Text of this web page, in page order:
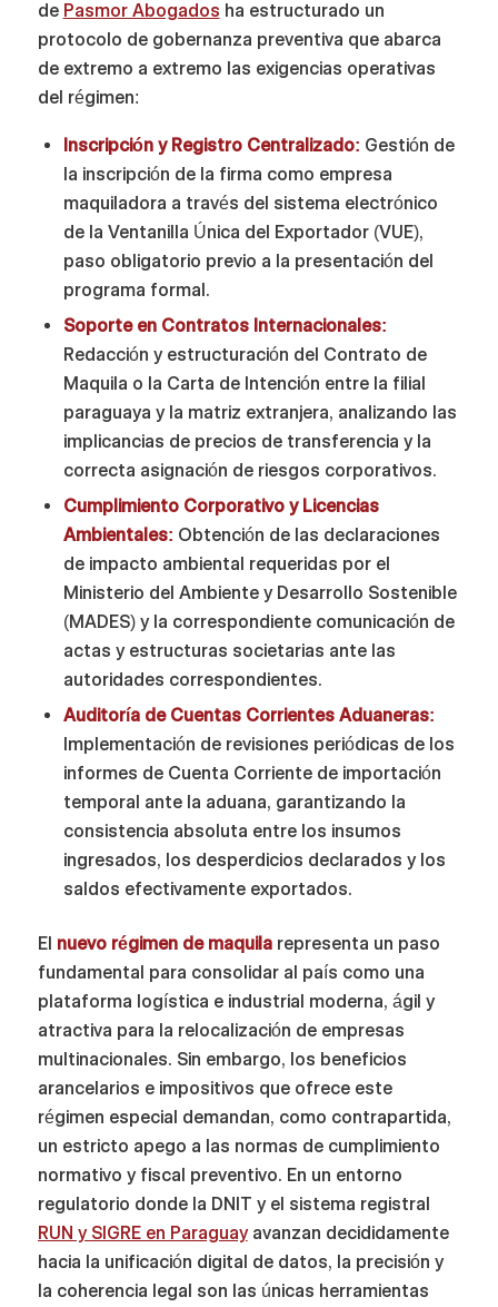
de Pasmor Abogados ha estructurado un
protocolo de gobernanza preventiva que abarca
de extremo a extremo las exigencias operativas
del régimen:
Inscripción y Registro Centralizado: Gestión de
la inscripción de la firma como empresa
maquiladora a través del sistema electrónico
de la Ventanilla Única del Exportador (VUE),
paso obligatorio previo a la presentación del
programa formal.
Soporte en Contratos Internacionales:
Redacción y estructuración del Contrato de
Maquila o la Carta de Intención entre la filial
paraguaya y la matriz extranjera, analizando las
implicancias de precios de transferencia y la
correcta asignación de riesgos corporativos.
Cumplimiento Corporativo y Licencias
Ambientales: Obtención de las declaraciones
de impacto ambiental requeridas por el
Ministerio del Ambiente y Desarrollo Sostenible
(MADES) y la correspondiente comunicación de
actas y estructuras societarias ante las
autoridades correspondientes.
Auditoría de Cuentas Corrientes Aduaneras:
Implementación de revisiones periódicas de los
informes de Cuenta Corriente de importación
temporal ante la aduana, garantizando la
consistencia absoluta entre los insumos
ingresados, los desperdicios declarados y los
saldos efectivamente exportados.
El nuevo régimen de maquila representa un paso
fundamental para consolidar al país como una
plataforma logística e industrial moderna, ágil y
atractiva para la relocalización de empresas
multinacionales. Sin embargo, los beneficios
arancelarios e impositivos que ofrece este
régimen especial demandan, como contrapartida,
un estricto apego a las normas de cumplimiento
normativo y fiscal preventivo. En un entorno
regulatorio donde la DNIT y el sistema registral
RUN y SIGRE en Paraguayavanzan decididamente
hacia la unificación digital de datos, la precisión y
la coherencia legal son las únicas herramientas